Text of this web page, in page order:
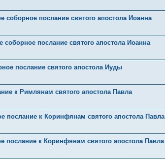
соборное послание святого апостола Иоанна
соборное послание святого апостола Иоанна
послание святого апостола Иуды
к Римлянам святого апостола Павла
послание к Коринфянам святого апостола Павла
послание к Коринфянам святого апостола Павла